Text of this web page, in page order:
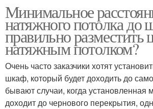
Минимальное
натяжного потолка до
правильно
натяжным потолком?
Очень часто заказчики хотят
шкаф, который будет доходить до
бывают случаи, когда установленная
доходит до чернового перекрытия,